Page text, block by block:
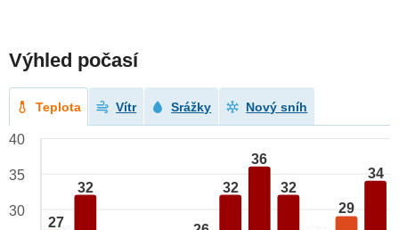
Výhled počasí
Teplota Vítr Srážky Nový sníh
27
32 32
36
32
29
34
40
35
30